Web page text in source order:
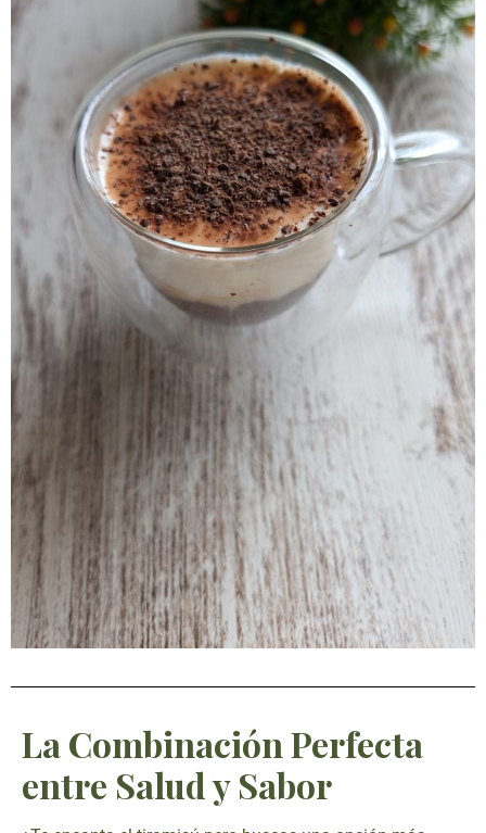
La Combinación Perfecta
entre Salud y Sabor